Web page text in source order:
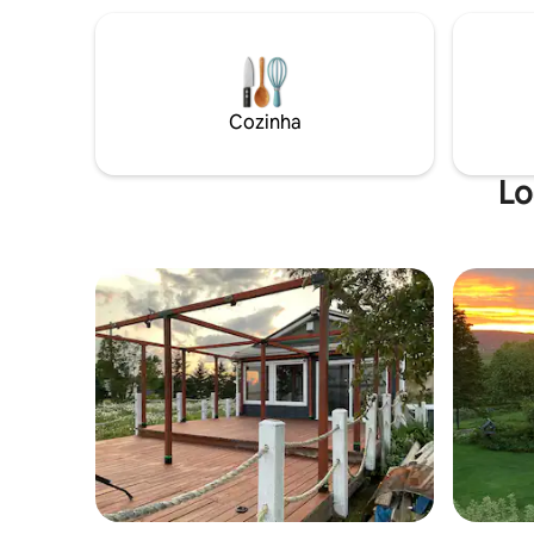
ocasiões especiais, snowmobiling ou
excursões de bicicleta. Experimente
privacidade e tranquilidade enquanto
ainda desfruta de conforto e esteja
da sua
Fique
Cozinha